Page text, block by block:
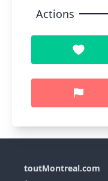
Actions
toutMontreal.com